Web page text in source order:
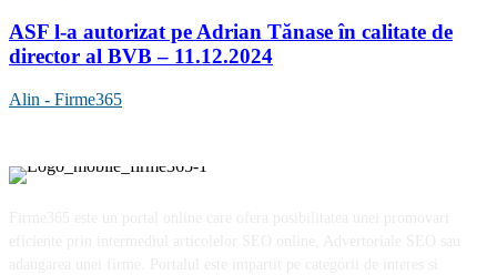
ASF l-a autorizat pe Adrian Tănase în calitate de
director al BVB – 11.12.2024
Alin - Firme365